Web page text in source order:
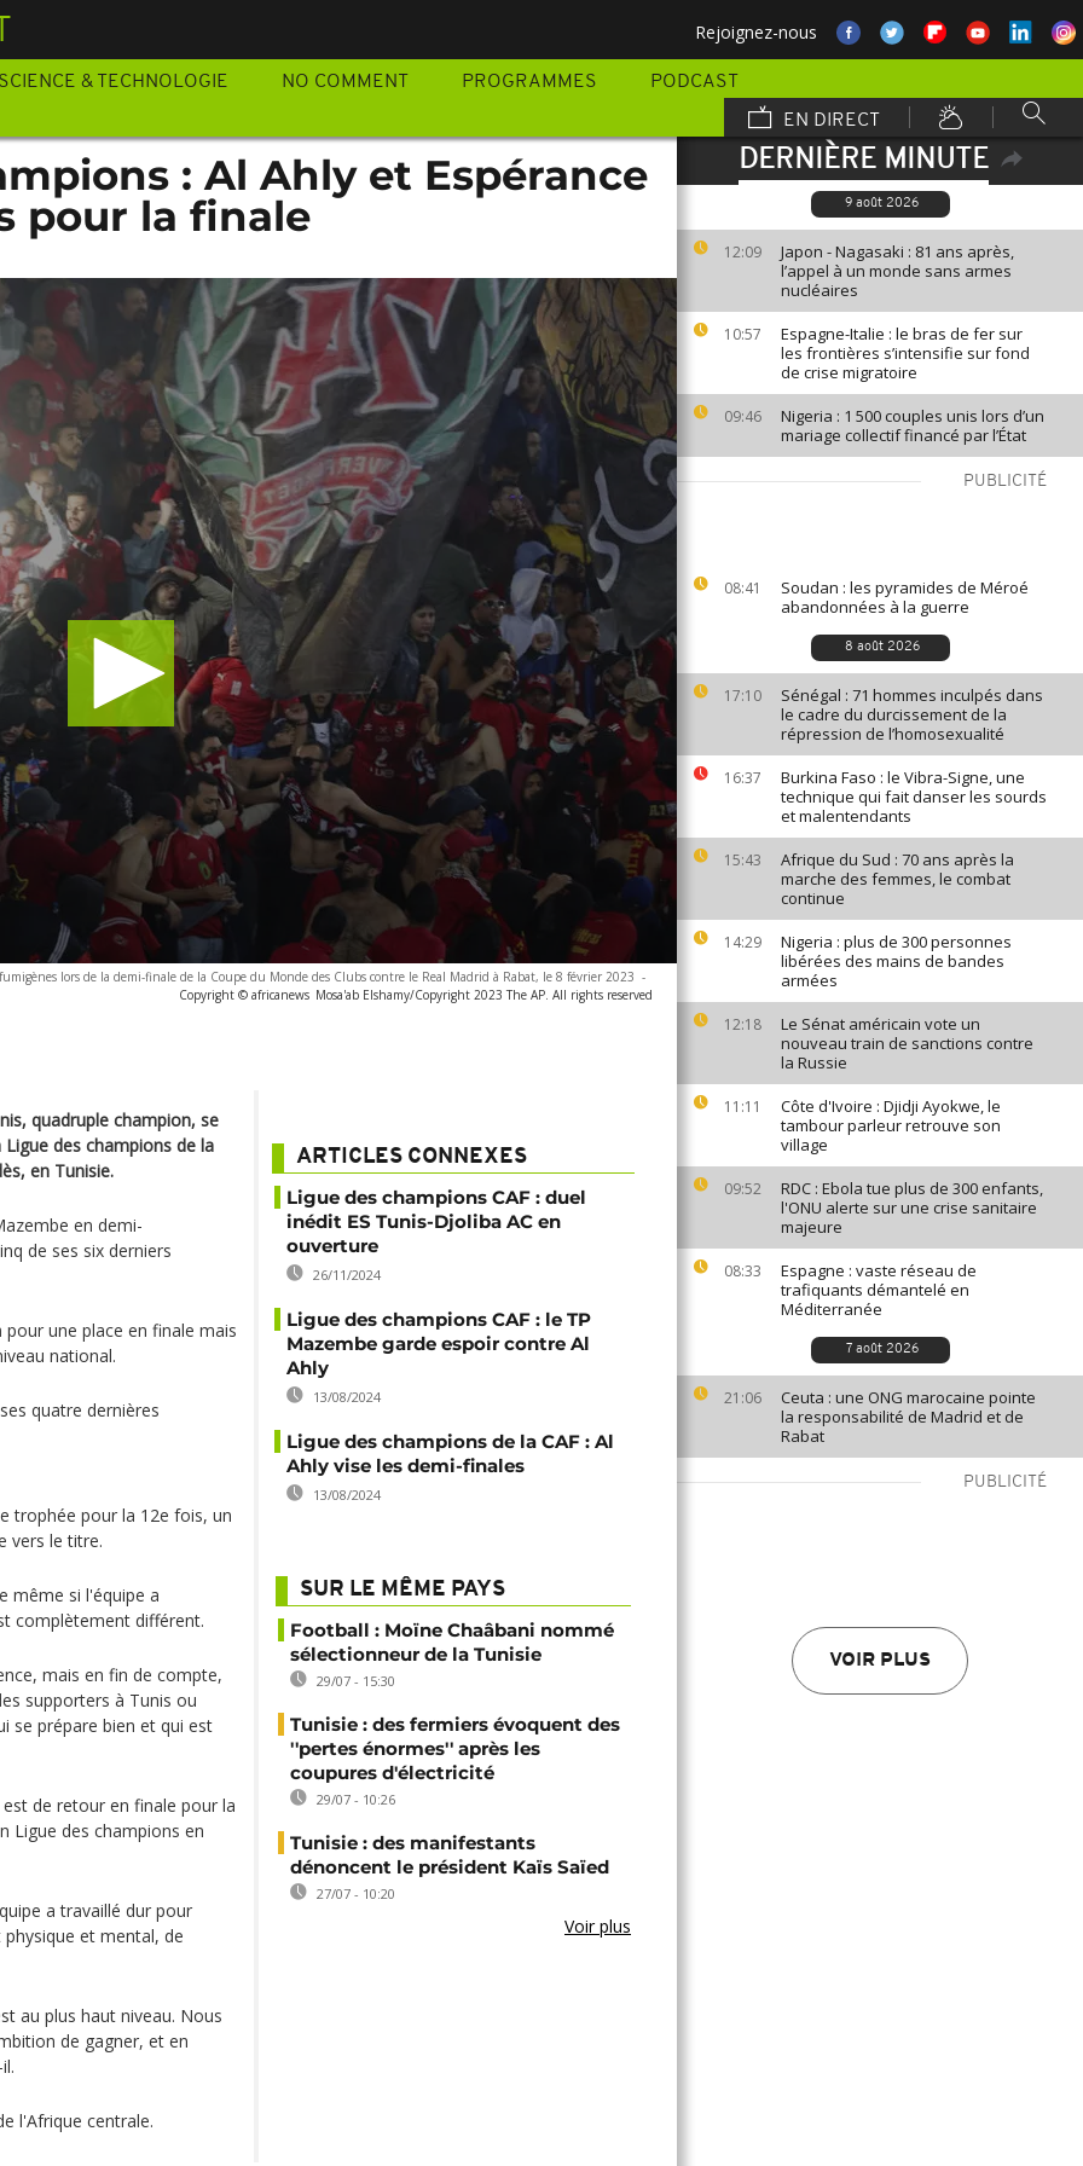
Rejoignez-nous
SCIENCE & TECHNOLOGIE NO COMMENT PROGRAMMES
PODCAST
EN DIRECT
DERNIÈRE MINUTE
9 août 2026
12:09
Japon - Nagasaki : 81 ans après,
l’appel à un monde sans armes
nucléaires
10:57
Espagne-Italie : le bras de fer sur
les frontières s’intensifie sur fond
de crise migratoire
09:46
Nigeria : 1 500 couples unis lors d’un
mariage collectif financé par l’État
PUBLICITÉ
08:41
Soudan : les pyramides de Méroé
abandonnées à la guerre
8 août 2026
17:10
Sénégal : 71 hommes inculpés dans
le cadre du durcissement de la
répression de l’homosexualité
16:37
Burkina Faso : le Vibra-Signe, une
technique qui fait danser les sourds
et malentendants
15:43
Afrique du Sud : 70 ans après la
marche des femmes, le combat
continue
14:29
Nigeria : plus de 300 personnes
libérées des mains de bandes
armées
12:18
Le Sénat américain vote un
nouveau train de sanctions contre
la Russie
11:11
Côte d'Ivoire : Djidji Ayokwe, le
tambour parleur retrouve son
village
09:52
RDC : Ebola tue plus de 300 enfants,
l'ONU alerte sur une crise sanitaire
majeure
08:33
Espagne : vaste réseau de
trafiquants démantelé en
Méditerranée
7 août 2026
21:06
Ceuta : une ONG marocaine pointe
la responsabilité de Madrid et de
Rabat
PUBLICITÉ
VOIR PLUS
: Al Ahly et Espérance
pour la finale
lors de la demi-finale de la Coupe du Monde des Clubs contre le Real Madrid à Rabat, le 8 février 2023 -
Copyright © africanews Mosa'ab Elshamy/Copyright 2023 The AP. All rights reserved
quadruple champion, se
des champions de la
en Tunisie.
en demi-
de ses six derniers
une place en finale mais
national.
quatre dernières
trophée pour la 12e fois, un
vers le titre.
même si l'équipe a
complètement différent.
mais en fin de compte,
supporters à Tunis ou
se prépare bien et qui est
de retour en finale pour la
Ligue des champions en
a travaillé dur pour
et mental, de
au plus haut niveau. Nous
de gagner, et en
l'Afrique centrale.
ARTICLES CONNEXES
Ligue des champions CAF : duel
inédit ES Tunis-Djoliba AC en
ouverture
26/11/2024
Ligue des champions CAF : le TP
Mazembe garde espoir contre Al
Ahly
13/08/2024
Ligue des champions de la CAF : Al
Ahly vise les demi-finales
13/08/2024
SUR LE MÊME PAYS
Football : Moïne Chaâbani nommé
sélectionneur de la Tunisie
29/07 - 15:30
Tunisie : des fermiers évoquent des
''pertes énormes'' après les
coupures d'électricité
29/07 - 10:26
Tunisie : des manifestants
dénoncent le président Kaïs Saïed
27/07 - 10:20
Voir plus